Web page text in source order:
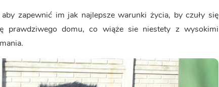
zapewnić im jak najlepsze warunki życia, by czuły się
prawdziwego domu, co wiąże sie niestety z wysokimi